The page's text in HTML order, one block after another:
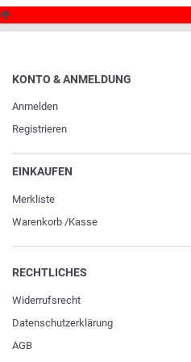
KONTO & ANMELDUNG
Anmelden
Registrieren
EINKAUFEN
Merkliste
Warenkorb /Kasse
RECHTLICHES
Widerrufs­recht
Daten­schutz­erklärung
AGB